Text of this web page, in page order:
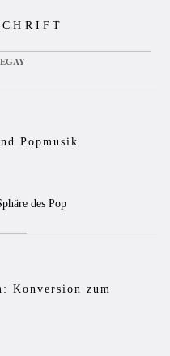
Popmusik
des Pop
Konversion zum